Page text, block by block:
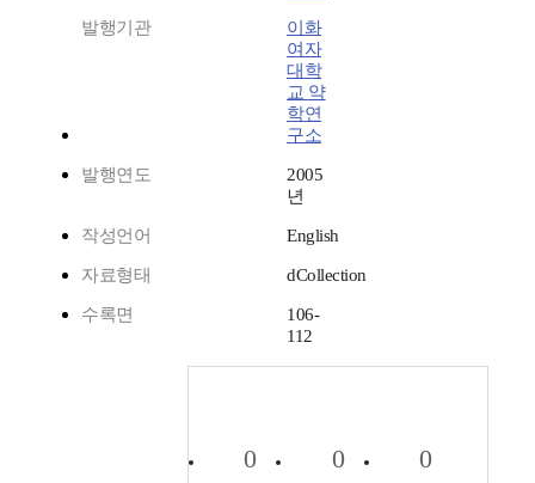
발행기관
이화
여자
대학
교 약
학연
구소
발행연도
2005
년
작성언어 English
자료형태 dCollection
수록면
106-
112
0 0 0